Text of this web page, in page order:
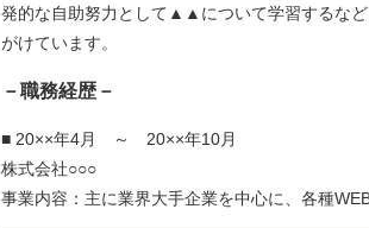
発的な自助努力として▲▲について学習するな
がけています。
－職務経歴－
■ 20××年4月 ～ 20××年10月
株式会社○○○
事業内容：主に業界大手企業を中心に、各種